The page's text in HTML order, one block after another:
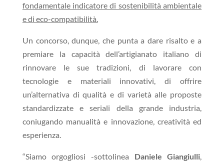
fondamentale indicatore di sostenibilità ambientale
e di eco-compatibilità.
Un concorso, dunque, che punta a dare risalto e a
premiare la capacità dell’artigianato italiano di
rinnovare le sue tradizioni, di lavorare con
tecnologie e materiali innovativi, di offrire
un’alternativa di qualità e di varietà alle proposte
standardizzate e seriali della grande industria,
coniugando manualità e innovazione, creatività ed
esperienza.
“Siamo orgogliosi -sottolinea Daniele Giangiulli,